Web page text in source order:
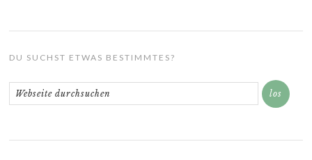
DU SUCHST ETWAS BESTIMMTES?